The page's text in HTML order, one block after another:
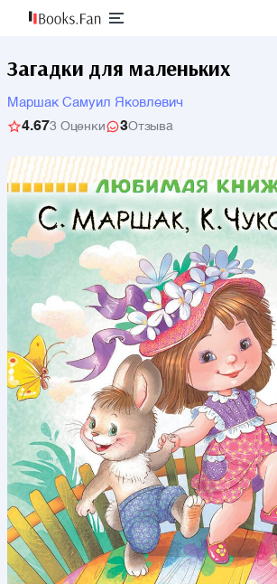
Загадки для маленьких
Маршак Самуил Яковлевич
4.673 Оценки 3Отзыва